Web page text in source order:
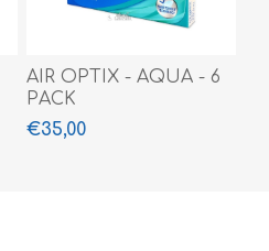
AIR OPTIX - AQUA - 6
PACK
€35,00